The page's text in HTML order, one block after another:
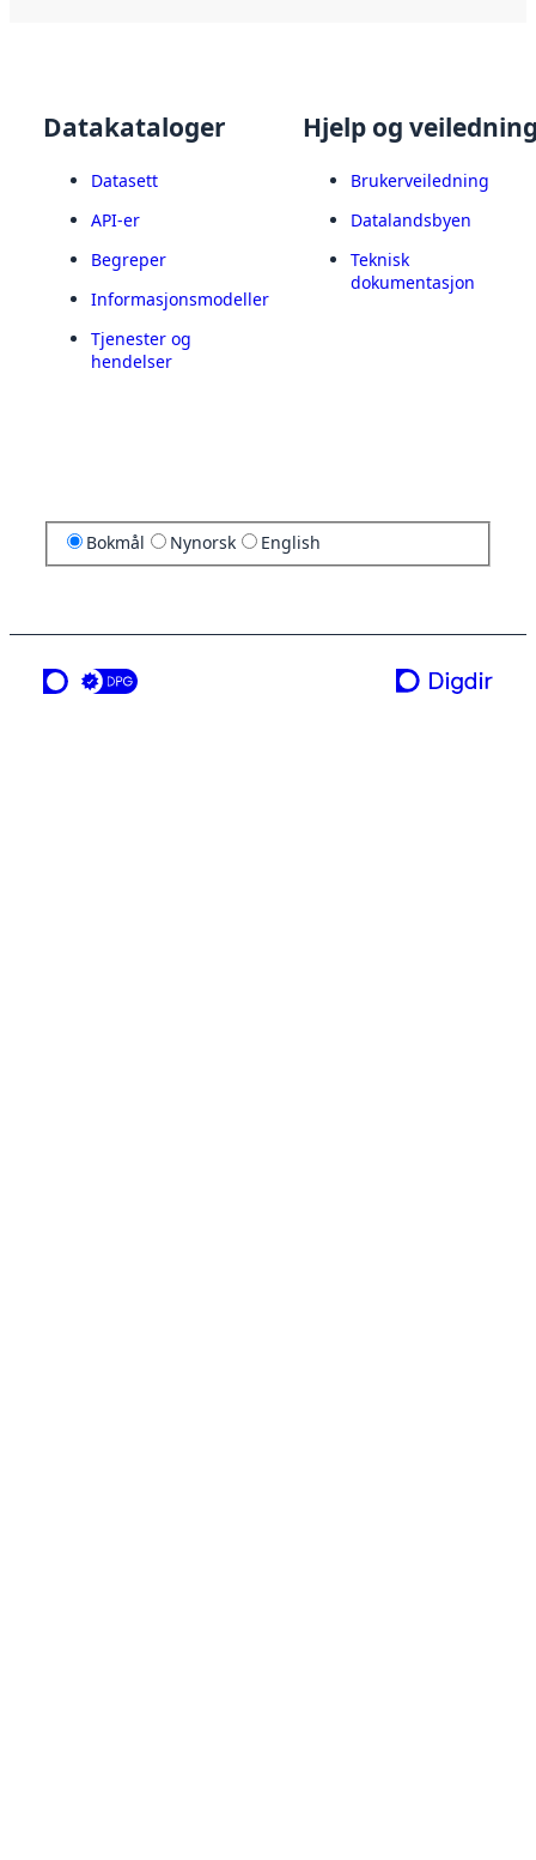
Datakataloger
Datasett
API-er
Begreper
Informasjonsmodeller
Tjenester og
hendelser
Hjelp og
Brukerveiledning
Datalandsbyen
Teknisk
dokumentasjon
Bokmål Nynorsk English